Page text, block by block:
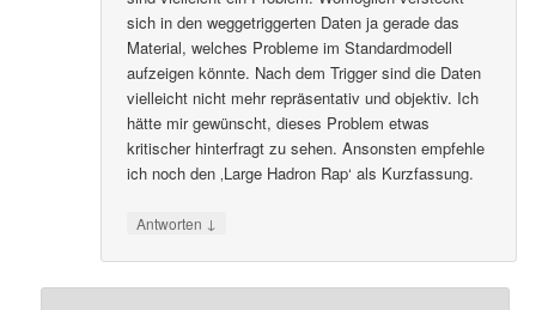
sich in den weggetriggerten Daten ja gerade das
Material, welches Probleme im Standardmodell
aufzeigen könnte. Nach dem Trigger sind die Daten
vielleicht nicht mehr repräsentativ und objektiv. Ich
hätte mir gewünscht, dieses Problem etwas
kritischer hinterfragt zu sehen. Ansonsten empfehle
ich noch den ‚Large Hadron Rap‘ als Kurzfassung.
Antworten ↓